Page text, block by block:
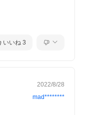
いいね 3
2022/8/28
mad********